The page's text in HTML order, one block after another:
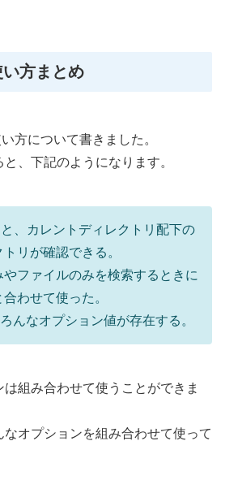
い方まとめ
方について書きました。
、下記のようになります。
、カレントディレクトリ配下の
リが確認できる。
やファイルのみを検索するときに
わせて使った。
んなオプション値が存在する。
組み合わせて使うことができま
オプションを組み合わせて使って